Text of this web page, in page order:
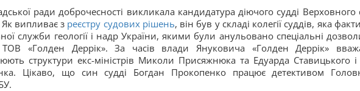
ради доброчесності викликала кандидатура діючого судді Верховного
випливає з реєстру судових рішень, він був у складі колегії суддів, яка
служби геології і надр України, якими були анульовано спеціальні
«Голден Деррік». За часів влади Януковича «Голден Деррік»
структури екс-міністрів Миколи Присяжнюка та Едуарда Ставицького і
Цікаво, що син судді Богдан Прокопенко працює детективом